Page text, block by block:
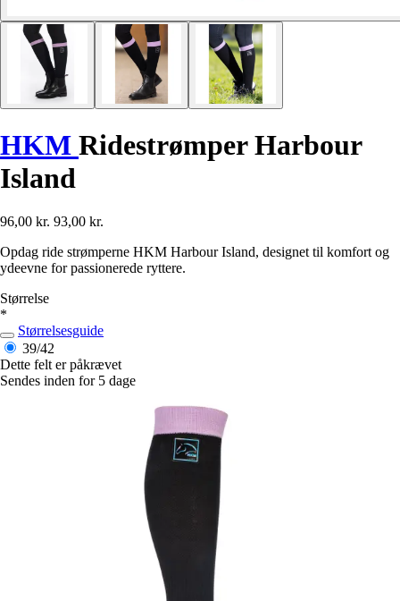
HKM Ridestrømper Harbour
Island
96,00 kr. 93,00 kr.
Opdag ride strømperne HKM Harbour Island, designet til komfort og
ydeevne for passionerede ryttere.
Størrelse
*
Størrelsesguide
39/42
Dette felt er påkrævet
Sendes inden for 5 dage